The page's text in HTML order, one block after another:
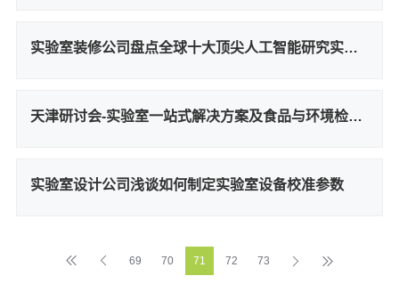
实验室装修公司盘点全球十大顶尖人工智能研究实验室
天津研讨会-实验室一站式解决方案及食品与环境检测方案研讨会
实验室设计公司浅谈如何制定实验室设备校准参数
69 70 71 72 73